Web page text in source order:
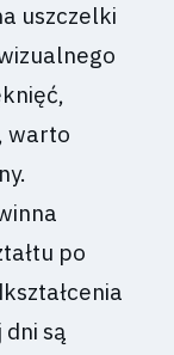
uszczelki
warto
po
są